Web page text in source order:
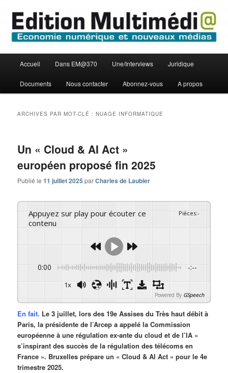
contenu
principal
contenu
secondaire
Edition Multimédi@
principal
Accueil Dans EM@370 Une/Interviews Juridique
Documents Nous contacter Abonnez-vous A propos
ARCHIVES PAR MOT-CLÉ :NUAGE INFORMATIQUE
Un « Cloud & AI Act »
européen proposé fin 2025
Publié le11 juillet 2025 parCharles de Laubier
Appuyez sur play pour écouter ce
contenu
Pièces:-
0:00 -:--
1x
Powered By GSpeech
En fait. Le 3 juillet, lors des 19e Assises du Très haut débit à
Paris, la présidente de l’Arcep a appelé la Commission
européenne à une régulation ex-ante du cloud et de l’IA «
s’inspirant des succès de la régulation des télécoms en
France ». Bruxelles prépare un « Cloud & AI Act » pour le 4e
trimestre 2025.